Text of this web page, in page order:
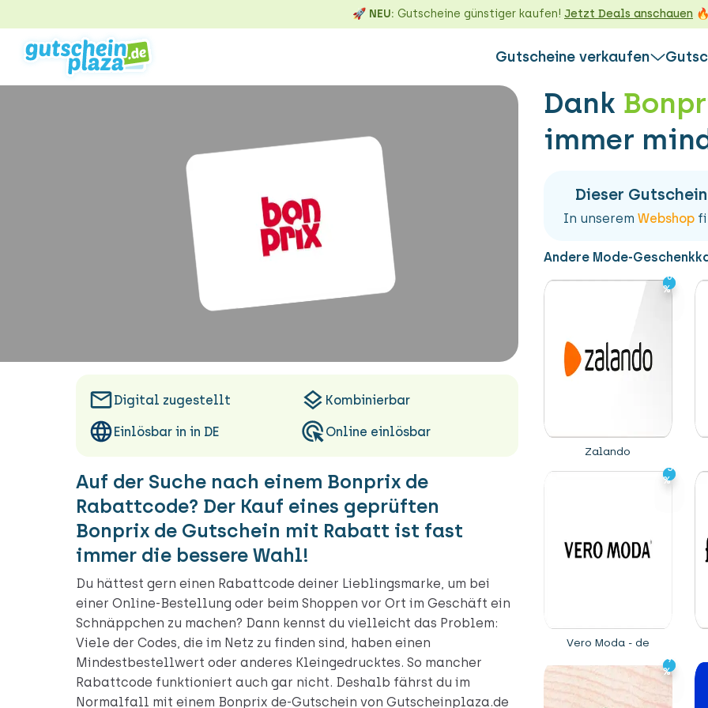
🚀 NEU: Gutscheine günstiger kaufen! Jetzt Deals anschauen 🔥
Gutscheine verkaufen
Gutschein gegen Geld
Gutschein verkaufen – bequem &
sicher. Meistens steht das Geld
schon am nächsten Werktag auf
deinem Konto.
Direkt verkaufen
Die Alternative zum Verkaufen:
Tausche deinen Gutschein gegen
Guthaben einer anderen Marke ein &
Gutschein direkt eintauschen
WEITERE
So
Alles über
Nicht
Dank
immer
Dieser
In unserem Webshop
Andere Mode-
-6
%
-6
%
Zalando
-5
%
-5
%
Vero Moda - de
-9
%
-9
%
Digital zugestellt Kombinierbar
Einlösbar in in DE Online einlösbar
Auf der Suche nach einem Bonprix de
Rabattcode? Der Kauf eines geprüften
Bonprix de Gutschein mit Rabatt ist fast
immer die bessere Wahl!
Du hättest gern einen Rabattcode deiner Lieblingsmarke, um bei
einer Online-Bestellung oder beim Shoppen vor Ort im Geschäft ein
Schnäppchen zu machen? Dann kennst du vielleicht das Problem:
Viele der Codes, die im Netz zu finden sind, haben einen
Mindestbestellwert oder anderes Kleingedrucktes. So mancher
Rabattcode funktioniert auch gar nicht. Deshalb fährst du im
Normalfall mit einem Bonprix de-Gutschein von Gutscheinplaza.de